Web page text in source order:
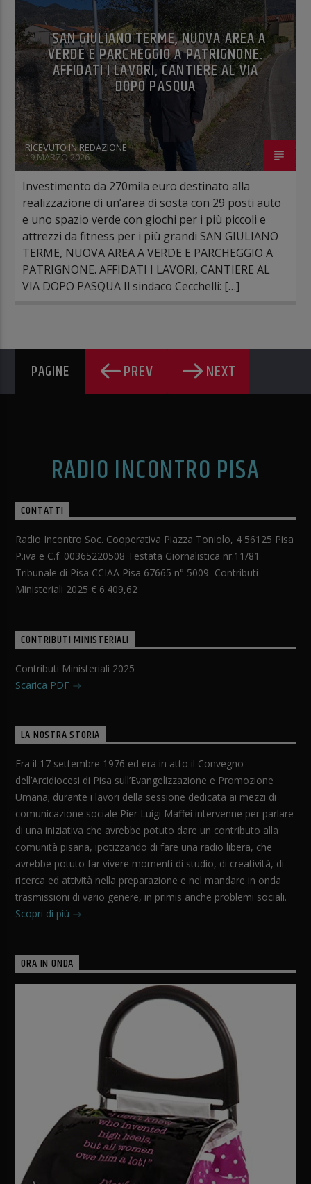
SAN GIULIANO TERME, NUOVA AREA A
VERDE E PARCHEGGIO A PATRIGNONE.
AFFIDATI I LAVORI, CANTIERE AL VIA
DOPO PASQUA
RICEVUTO IN REDAZIONE
19 MARZO 2026
Investimento da 270mila euro destinato alla
realizzazione di un’area di sosta con 29 posti auto
e uno spazio verde con giochi per i più piccoli e
attrezzi da fitness per i più grandi SAN GIULIANO
TERME, NUOVA AREA A VERDE E PARCHEGGIO A
PATRIGNONE. AFFIDATI I LAVORI, CANTIERE AL
VIA DOPO PASQUA Il sindaco Cecchelli: […]
PAGINE PREV NEXT
RADIO INCONTRO PISA
CONTATTI
Radio Incontro Soc. Cooperativa Piazza Toniolo, 4 56125 Pisa
P.iva e C.f. 00365220508 Testata Giornalistica nr.11/81
Tribunale di Pisa CCIAA Pisa 67665 n° 5009 Contributi
Ministeriali 2025 € 6.409,62
CONTRIBUTI MINISTERIALI
Contributi Ministeriali 2025
Scarica PDF
LA NOSTRA STORIA
Era il 17 settembre 1976 ed era in atto il Convegno
dell’Arcidiocesi di Pisa sull’Evangelizzazione e Promozione
Umana; durante i lavori della sessione dedicata ai mezzi di
comunicazione sociale Pier Luigi Maffei intervenne per parlare
di una iniziativa che avrebbe potuto dare un contributo alla
comunità pisana, ipotizzando di fare una radio libera, che
avrebbe potuto far vivere momenti di studio, di creatività, di
ricerca ed attività nella preparazione e nel mandare in onda
trasmissioni di vario genere, in primis anche problemi sociali.
Scopri di più
ORA IN ONDA